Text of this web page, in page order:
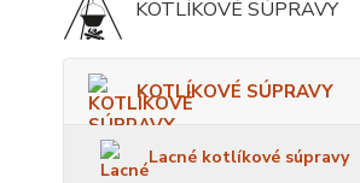
KOTLÍKOVÉ SÚPRAVY
KOTLÍKOVÉ SÚPRAVY
Lacné kotlíkové súpravy